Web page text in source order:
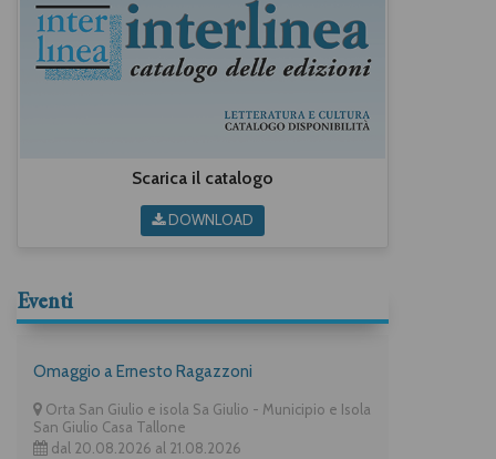
Scarica il catalogo
DOWNLOAD
Eventi
Omaggio a Ernesto Ragazzoni
Orta San Giulio e isola Sa Giulio - Municipio e Isola
San Giulio Casa Tallone
dal 20.08.2026 al 21.08.2026